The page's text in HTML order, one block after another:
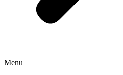
Menu